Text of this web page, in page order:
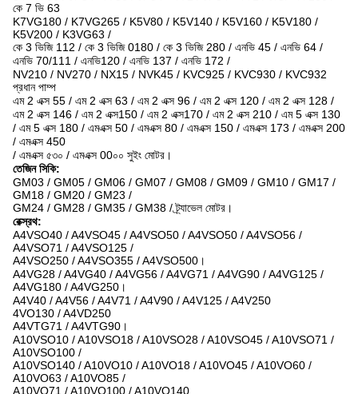
কে 7 ভি 63
K7VG180 / K7VG265 / K5V80 / K5V140 / K5V160 / K5V180 /
K5V200 / K3VG63 /
কে 3 ভিজি 112 / কে 3 ভিজি 0180 / কে 3 ভিজি 280 / এনভি 45 / এনভি 64 /
এনভি 70/111 / এনভি120 / এনভি 137 / এনভি 172 /
NV210 / NV270 / NX15 / NVK45 / KVC925 / KVC930 / KVC932
প্রধান পাম্প
এম 2 এক্স 55 / এম 2 এক্স 63 / এম 2 এক্স 96 / এম 2 এক্স 120 / এম 2 এক্স 128 /
এম 2 এক্স 146 / এম 2 এক্স150 / এম 2 এক্স170 / এম 2 এক্স 210 / এম 5 এক্স 130
/ এম 5 এক্স 180 / এমএক্স 50 / এমএক্স 80 / এমএক্স 150 / এমএক্স 173 / এমএক্স 200
/ এমএক্স 450
/ এমএক্স ৫৩০ / এমএক্স 00০০ সুইং মোটর।
তেজিন সিকি:
GM03 / GM05 / GM06 / GM07 / GM08 / GM09 / GM10 / GM17 /
GM18 / GM20 / GM23 /
GM24 / GM28 / GM35 / GM38 / ট্র্যাভেল মোটর।
রেক্স্রথ:
A4VSO40 / A4VSO45 / A4VSO50 / A4VSO50 / A4VSO56 /
A4VSO71 / A4VSO125 /
A4VSO250 / A4VSO355 / A4VSO500।
A4VG28 / A4VG40 / A4VG56 / A4VG71 / A4VG90 / A4VG125 /
A4VG180 / A4VG250।
A4V40 / A4V56 / A4V71 / A4V90 / A4V125 / A4V250
4VO130 / A4VD250
A4VTG71 / A4VTG90।
A10VSO10 / A10VSO18 / A10VSO28 / A10VSO45 / A10VSO71 /
A10VSO100 /
A10VSO140 / A10VO10 / A10VO18 / A10VO45 / A10VO60 /
A10VO63 / A10VO85 /
A10VO71 / A10VO100 / A10VO140